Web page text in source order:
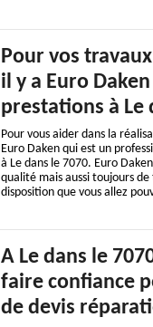
Pour vos
il y a Euro
prestations à Le
Pour vous aider dans la
Euro Daken qui est un
à Le dans le 7070. Euro
qualité mais aussi toujours
disposition que vous allez
A Le dans le
faire confiance
de devis